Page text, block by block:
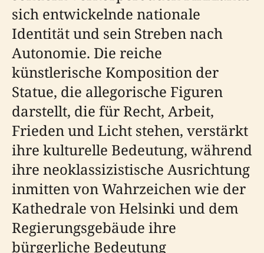
sich entwickelnde nationale
Identität und sein Streben nach
Autonomie. Die reiche
künstlerische Komposition der
Statue, die allegorische Figuren
darstellt, die für Recht, Arbeit,
Frieden und Licht stehen, verstärkt
ihre kulturelle Bedeutung, während
ihre neoklassizistische Ausrichtung
inmitten von Wahrzeichen wie der
Kathedrale von Helsinki und dem
Regierungsgebäude ihre
bürgerliche Bedeutung